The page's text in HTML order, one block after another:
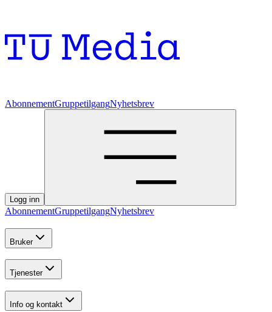
AbonnementGruppetilgangNyhetsbrev
Logg inn
AbonnementGruppetilgangNyhetsbrev
Bruker
Tjenester
Info og kontakt